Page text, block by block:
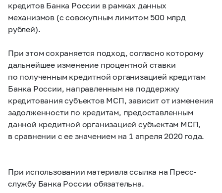
кредитов Банка России в рамках данных
механизмов (с совокупным лимитом 500 млрд
рублей).
При этом сохраняется подход, согласно которому
дальнейшее изменение процентной ставки
по полученным кредитной организацией кредитам
Банка России, направленным на поддержку
кредитования субъектов МСП, зависит от изменения
задолженности по кредитам, предоставленным
данной кредитной организацией субъектам МСП,
в сравнении с ее значением на 1 апреля 2020 года.
При использовании материала ссылка на Пресс-
службу Банка России обязательна.